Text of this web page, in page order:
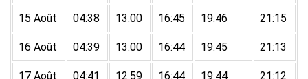
15 Août 04:38 13:00 16:45 19:46 21:15
16 Août 04:39 13:00 16:44 19:45 21:13
17 Août 04:41 12:59 16:44 19:44 21:12